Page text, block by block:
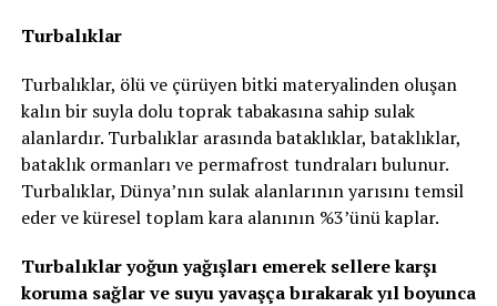
Turbalıklar
Turbalıklar, ölü ve çürüyen bitki materyalinden oluşan
kalın bir suyla dolu toprak tabakasına sahip sulak
alanlardır. Turbalıklar arasında bataklıklar, bataklıklar,
bataklık ormanları ve permafrost tundraları bulunur.
Turbalıklar, Dünya’nın sulak alanlarının yarısını temsil
eder ve küresel toplam kara alanının %3’ünü kaplar.
Turbalıklar yoğun yağışları emerek sellere karşı
koruma sağlar ve suyu yavaşça bırakarak yıl boyunca